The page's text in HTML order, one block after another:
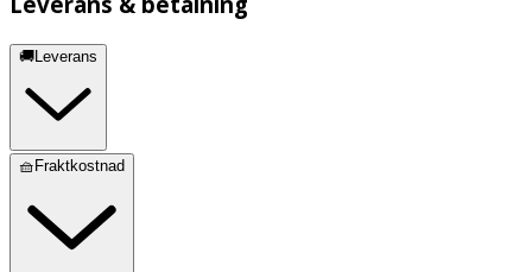
🚚Leverans
🧺Fraktkostnad